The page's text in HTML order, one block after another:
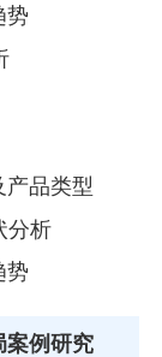
势
品类型
分析
势
案例研究